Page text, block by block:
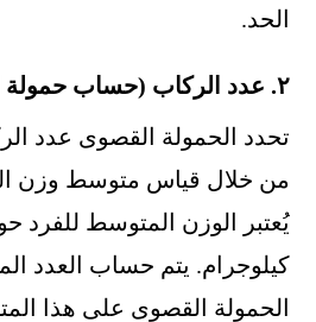
الحد.
٢. عدد الركاب (حساب حمولة المصعد)
تحدد الحمولة القصوى عدد
من خلال قياس متوسط وزن
كيلوجرام. يتم حساب العدد
الحمولة القصوى على هذا